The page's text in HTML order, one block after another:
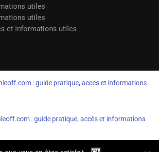
utiles
utiles
et informations utiles
: guide pratique, acces et informations
: guide pratique, accès et informations